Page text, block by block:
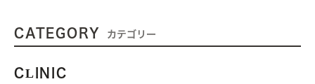
CATEGORY カテゴリー
CLINIC